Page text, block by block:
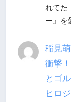
れてた
ー』を
稲見
衝撃
とゴ
ヒロ